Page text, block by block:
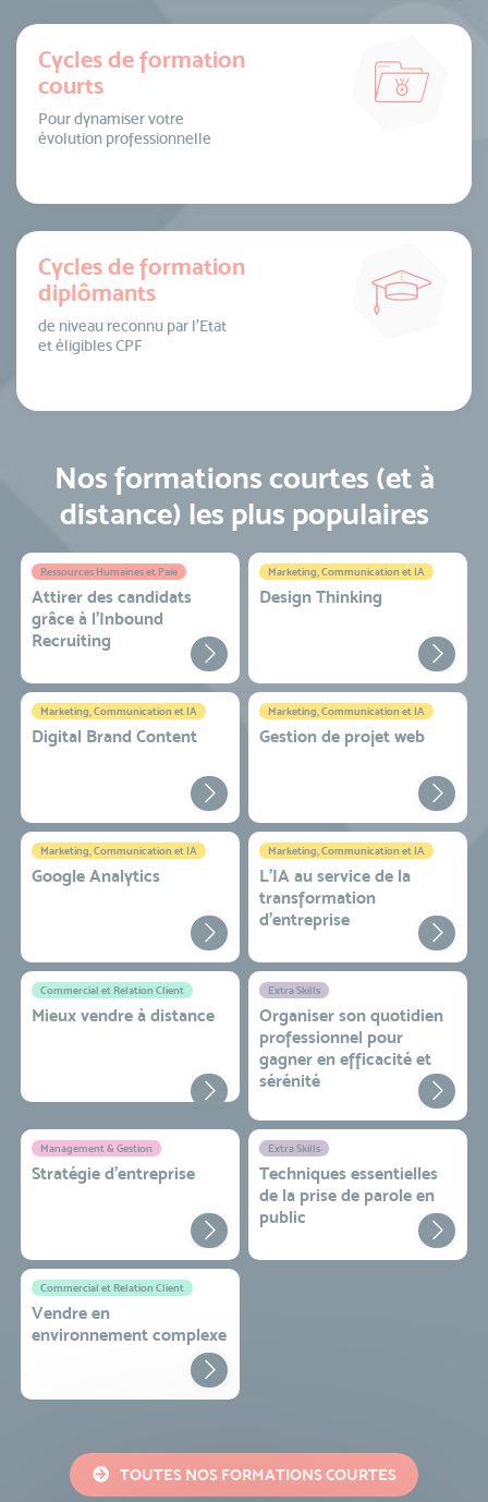
Cycles de formation
courts
Pour dynamiser votre
évolution professionnelle
Cycles de formation
diplômants
de niveau reconnu par l’Etat
et éligibles CPF
Nos formations courtes (et à
distance) les plus populaires
Ressources Humaines et Paie
Attirer des candidats
grâce à l’Inbound
Recruiting
Marketing, Communication et IA
Design Thinking
Marketing, Communication et IA
Digital Brand Content
Marketing, Communication et IA
Gestion de projet web
Marketing, Communication et IA
Google Analytics
Marketing, Communication et IA
L'IA au service de la
transformation
d'entreprise
Commercial et Relation Client
Mieux vendre à distance
Extra Skills
Organiser son quotidien
professionnel pour
gagner en efficacité et
sérénité
Management & Gestion
Stratégie d’entreprise
Extra Skills
Techniques essentielles
de la prise de parole en
public
Commercial et Relation Client
Vendre en
environnement complexe
TOUTES NOS FORMATIONS COURTES